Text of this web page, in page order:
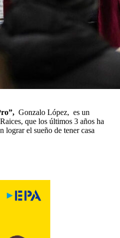
Gonzalo López, es un
que los últimos 3 años ha
lograr el sueño de tener casa